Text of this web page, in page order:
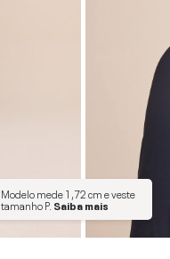
Modelo mede1,72 cme veste
tamanhoP. Saiba mais